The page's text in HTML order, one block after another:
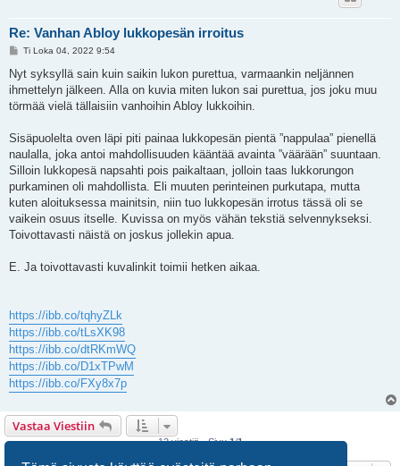
Re: Vanhan Abloy lukkopesän irroitus
V
e
s
t
i
Ti Loka 04, 2022 9:54
Nyt syksyllä sain kuin saikin lukon purettua, varmaankin neljännen
ihmettelyn jälkeen. Alla on kuvia miten lukon sai purettua, jos joku muu
törmää vielä tällaisiin vanhoihin Abloy lukkoihin.
Sisäpuolelta oven läpi piti painaa lukkopesän pientä ”nappulaa” pienellä
naulalla, joka antoi mahdollisuuden kääntää avainta ”väärään” suuntaan.
Silloin lukkopesä napsahti pois paikaltaan, jolloin taas lukkorungon
purkaminen oli mahdollista. Eli muuten perinteinen purkutapa, mutta
kuten aloituksessa mainitsin, niin tuo lukkopesän irrotus tässä oli se
vaikein osuus itselle. Kuvissa on myös vähän tekstiä selvennykseksi.
Toivottavasti näistä on joskus jollekin apua.
E. Ja toivottavasti kuvalinkit toimii hetken aikaa.
https://ibb.co/tqhyZLk
https://ibb.co/tLsXK98
https://ibb.co/dtRKmWQ
https://ibb.co/D1xTPwM
https://ibb.co/FXy8x7p
Vastaa Viestiin
12 viestiä • Sivu1/1